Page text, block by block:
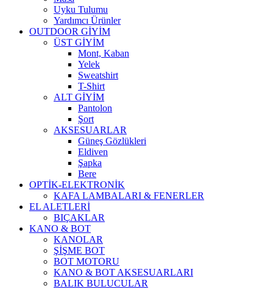
Uyku Tulumu
Yardımcı Ürünler
OUTDOOR GİYİM
ÜST GİYİM
Mont, Kaban
Yelek
Sweatshirt
T-Shirt
ALT GİYİM
Pantolon
Şort
AKSESUARLAR
Güneş Gözlükleri
Eldiven
Şapka
Bere
OPTİK-ELEKTRONİK
KAFA LAMBALARI & FENERLER
EL ALETLERİ
BIÇAKLAR
KANO & BOT
KANOLAR
ŞİŞME BOT
BOT MOTORU
KANO & BOT AKSESUARLARI
BALIK BULUCULAR